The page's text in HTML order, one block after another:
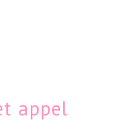
appel